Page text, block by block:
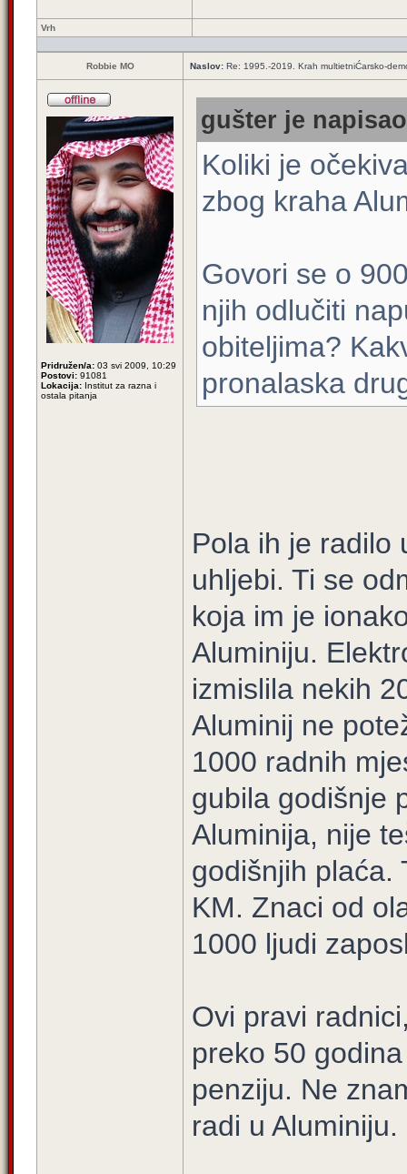
Vrh
Robbie MO Naslov: Re: 1995.-2019. Krah multietniĆarsko-
Pridružen/a: 03 svi 2009, 10:29
Postovi: 91081
Lokacija: Institut za razna i
ostala pitanja
gušter je
Koliki je
zbog kraha
Govori se o
njih odlučiti
obiteljima?
pronalaska
Pola ih je radilo
uhljebi. Ti se
koja im je
Aluminiju.
izmislila nekih
Aluminij ne
1000 radnih
gubila godišnje
Aluminija, nije
godišnjih plaća.
KM. Znaci od
1000 ljudi
Ovi pravi
preko 50
penziju. Ne
radi u Aluminiju.